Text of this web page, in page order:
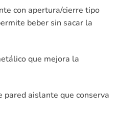
con apertura/cierre tipo
beber sin sacar la
que mejora la
aislante que conserva